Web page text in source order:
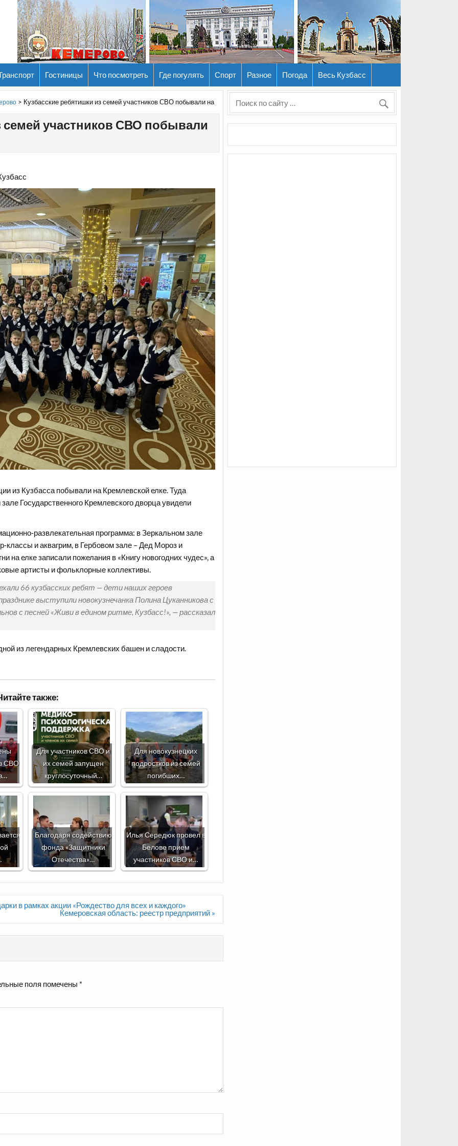
Гостиницы Что посмотреть Где погулять Спорт Разное Погода Весь Кузбасс
> Кузбасские ребятишки из семей участников СВО побывали на
семей участников СВО побывали
из Кузбасса побывали на Кремлевской елке. Туда
Государственного Кремлевского дворца увидели
программа: в Зеркальном зале
и аквагрим, в Гербовом зале – Дед Мороз и
на елке записали пожелания в «Книгу новогодних чудес», а
артисты и фольклорные коллективы.
66 кузбасских ребят — дети наших героев
выступили новокузнечанка Полина Цуканникова с
с песней «Живи в едином ритме, Кузбасс!», — рассказал
из легендарных Кремлевских башен и сладости.
также:
СВО
Для участников СВО и
их семей запущен
круглосуточный…
Для новокузнецких
подростков из семей
погибших…
Благодаря содействию
фонда «Защитники
Отечества»…
Илья Середюк провел в
Белове прием
участников СВО и…
в рамках акции «Рождество для всех и каждого»
Кемеровская область: реестр предприятий »
поля помечены *